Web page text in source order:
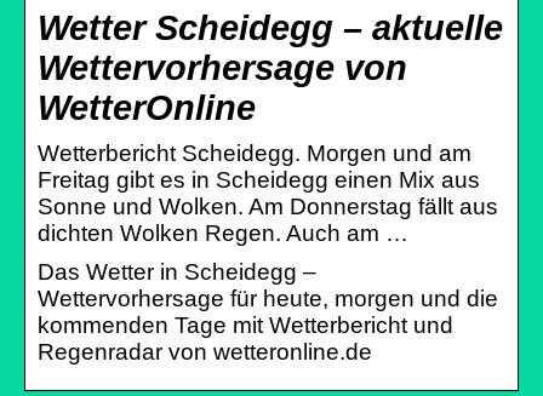
Wetter Scheidegg – aktuelle
Wettervorhersage von
WetterOnline
Wetterbericht Scheidegg. Morgen und am
Freitag gibt es in Scheidegg einen Mix aus
Sonne und Wolken. Am Donnerstag fällt aus
dichten Wolken Regen. Auch am …
Das Wetter in Scheidegg –
Wettervorhersage für heute, morgen und die
kommenden Tage mit Wetterbericht und
Regenradar von wetteronline.de